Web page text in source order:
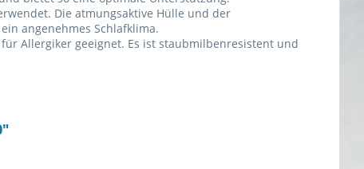
Die atmungsaktive Hülle und der
angenehmes Schlafklima.
Allergiker geeignet. Es ist staubmilbenresistent und